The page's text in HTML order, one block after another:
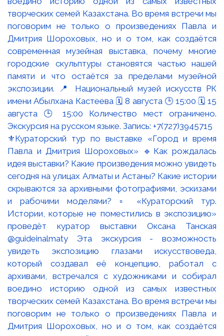
⚜️Кураторский тур по выставке «Город и время
Павла и Дмитрия Шороховых» 🔹Как рождалась
идея выставки? Какие произведения можно увидеть
сегодня на улицах Алматы и Астаны? Какие истории
скрываются за архивными фотографиями, эскизами
и рабочими моделями? ▫️ «Кураторский тур.
Истории, которые не поместились в экспозицию»
проведёт куратор выставки Оксана Танская
@guideinalmaty Эта экскурсия - возможность
увидеть экспозицию глазами искусствоведа,
который создавал её концепцию, работал с
архивами, встречался с художниками и собирал
воедино историю одной из самых известных
творческих семей Казахстана. Во время встречи мы
поговорим не только о произведениях Павла и
Дмитрия Шороховых, но и о том, как создаётся